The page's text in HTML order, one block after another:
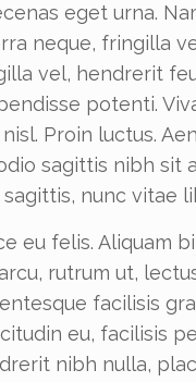
eget urna.
neque, fringilla
vel, hendrerit
potenti.
Proin luctus.
sagittis nibh sit
sagittis, nunc vitae
eu felis. Aliquam
rutrum ut,
facilisis
eu, facilisis
nibh nulla,